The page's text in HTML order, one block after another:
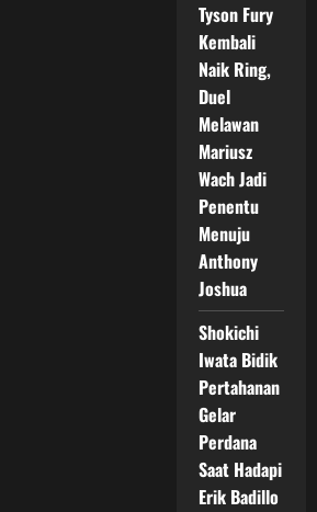
Tyson Fury
Kembali
Naik Ring,
Duel
Melawan
Mariusz
Wach Jadi
Penentu
Menuju
Anthony
Joshua
Shokichi
Iwata Bidik
Pertahanan
Gelar
Perdana
Saat Hadapi
Erik Badillo